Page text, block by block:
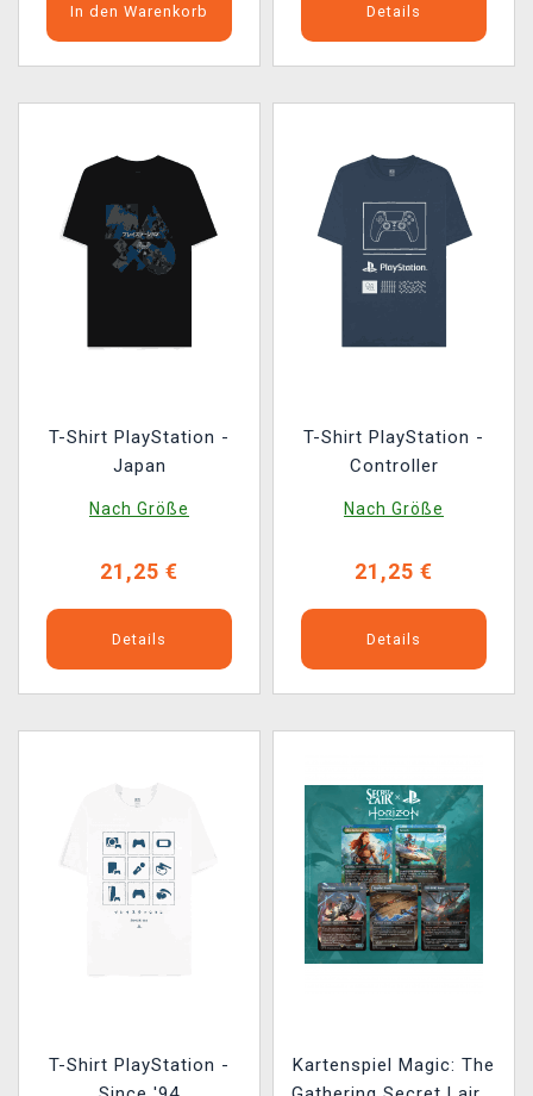
In den Warenkorb Details
T-Shirt PlayStation -
Japan
Nach Größe
21,25 €
Details
T-Shirt PlayStation -
Controller
Nach Größe
21,25 €
Details
T-Shirt PlayStation -
Kartenspiel Magic: The